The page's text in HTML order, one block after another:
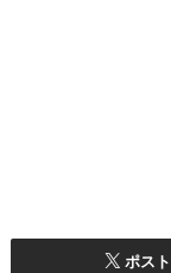
ポスト